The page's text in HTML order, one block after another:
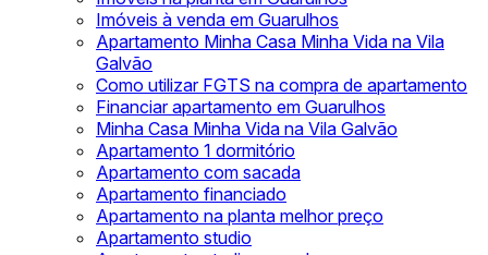
Imóveis à venda em Guarulhos
Apartamento Minha Casa Minha Vida na Vila
Galvão
Como utilizar FGTS na compra de apartamento
Financiar apartamento em Guarulhos
Minha Casa Minha Vida na Vila Galvão
Apartamento 1 dormitório
Apartamento com sacada
Apartamento financiado
Apartamento na planta melhor preço
Apartamento studio